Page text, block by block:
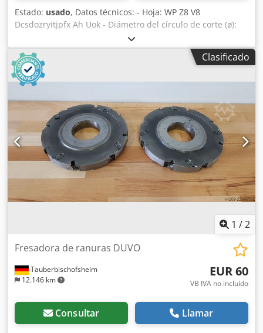
Estado: usado, Datos técnicos: - Hoja: WP Z8 V8
Dcsdozryitjpfx Ah Uok - Diámetro del círculo de corte (ø):
220 mm - Orificio: 70 mm - Longitud: 28 mm - Material:
Acero
Clasificado
1 /2
Tauberbischofsheim
12.146 km
Fresadora de ranuras DUVO
EUR 60
VB IVA no incluído
Consultar Llamar